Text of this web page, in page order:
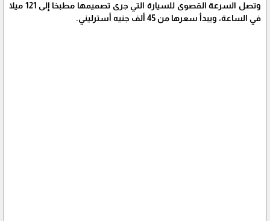
وتصل السرعة القصوى للسيارة التي جرى تصميمها مطبخا إلى 121 ميلا
في الساعة، ويبدأ سعرها من 45 ألف جنيه أسترليني.